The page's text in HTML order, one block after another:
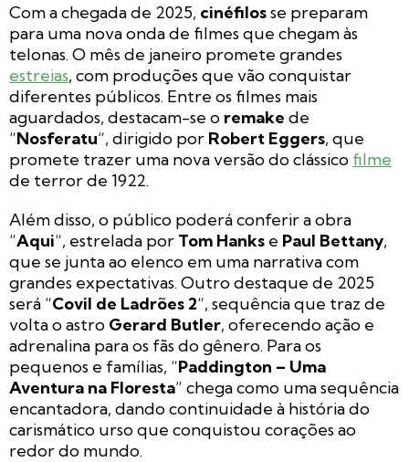
Com a chegada de 2025, cinéfilosse preparam
para uma nova onda de filmes que chegam às
telonas. O mês de janeiro promete grandes
estreias, com produções que vão conquistar
diferentes públicos. Entre os filmes mais
aguardados, destacam-se o remake de
“Nosferatu“, dirigido por Robert Eggers, que
promete trazer uma nova versão do clássico filme
de terror de 1922.
Além disso, o público poderá conferir a obra
“Aqui“, estrelada por Tom Hanks e Paul Bettany,
que se junta ao elenco em uma narrativa com
grandes expectativas. Outro destaque de 2025
será “Covil de Ladrões 2“, sequência que traz de
volta o astro Gerard Butler, oferecendo ação e
adrenalina para os fãs do gênero. Para os
pequenos e famílias, “Paddington – Uma
Aventura na Floresta” chega como uma sequência
encantadora, dando continuidade à história do
carismático urso que conquistou corações ao
redor do mundo.